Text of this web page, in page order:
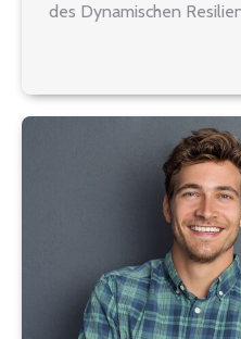
des Dynamischen
Alltags- und
bedeutet die